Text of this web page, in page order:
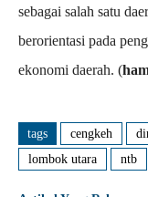
sebagai salah satu
berorientasi pada
ekonomi daerah. (
tags cengkeh
lombok utara
ntb